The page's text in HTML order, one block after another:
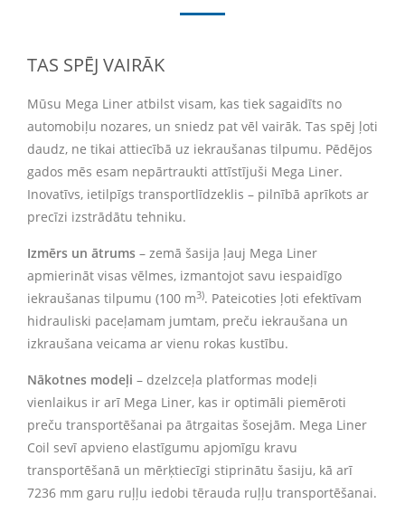
TAS SPĒJ VAIRĀK
Mūsu Mega Liner atbilst visam, kas tiek sagaidīts no
automobiļu nozares, un sniedz pat vēl vairāk. Tas spēj ļoti
daudz, ne tikai attiecībā uz iekraušanas tilpumu. Pēdējos
gados mēs esam nepārtraukti attīstījuši Mega Liner.
Inovatīvs, ietilpīgs transportlīdzeklis – pilnībā aprīkots ar
precīzi izstrādātu tehniku.
Izmērs un ātrums – zemā šasija ļauj Mega Liner
apmierināt visas vēlmes, izmantojot savu iespaidīgo
iekraušanas tilpumu (100 m3). Pateicoties ļoti efektīvam
hidrauliski paceļamam jumtam, preču iekraušana un
izkraušana veicama ar vienu rokas kustību.
Nākotnes modeļi – dzelzceļa platformas modeļi
vienlaikus ir arī Mega Liner, kas ir optimāli piemēroti
preču transportēšanai pa ātrgaitas šosejām. Mega Liner
Coil sevī apvieno elastīgumu apjomīgu kravu
transportēšanā un mērķtiecīgi stiprinātu šasiju, kā arī
7236 mm garu ruļļu iedobi tērauda ruļļu transportēšanai.